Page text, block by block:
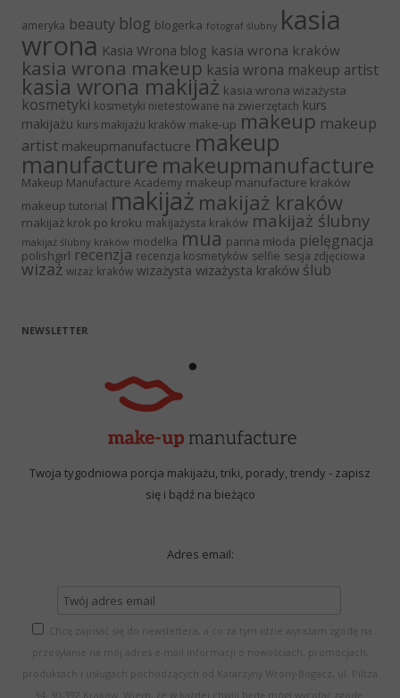
ameryka beauty blog blogerka fotograf ślubny kasia
wrona Kasia Wrona blog kasia wrona kraków
kasia wrona makeup kasia wrona makeup artist
kasia wrona makijaż kasia wrona wizażysta
kosmetyki kosmetyki nietestowane na zwierzętach kurs
makijażu kurs makijażu kraków make-up makeup makeup
artist makeupmanufactucre makeup
manufacture makeupmanufacture
Makeup Manufacture Academy makeup manufacture kraków
makeup tutorial makijaż makijaż kraków
makijaż krok po kroku makijażysta kraków makijaż ślubny
makijaż ślubny kraków modelka mua panna młoda pielęgnacja
polishgirl recenzja recenzja kosmetyków selfie sesja zdjęciowa
wizaż wizaż kraków wizażysta wizażysta kraków ślub
NEWSLETTER
Twoja tygodniowa porcja makijażu, triki, porady, trendy - zapisz
się i bądź na bieżąco
Adres email:
Chcę zapisać się do newslettera, a co za tym idzie wyrażam zgodę na
przesyłanie na mój adres e-mail informacji o nowościach, promocjach,
produktach i usługach pochodzących od Katarzyny Wrony-Bogacz, ul. Piltza
34, 30-392 Kraków. Wiem, że w każdej chwili będę mógł wycofać zgodę.